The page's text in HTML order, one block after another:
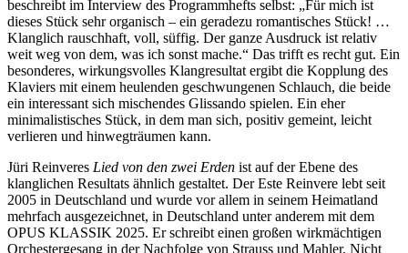
beschreibt im Interview des Programmhefts selbst: „Für mich ist
dieses Stück sehr organisch – ein geradezu romantisches Stück! …
Klanglich rauschhaft, voll, süffig. Der ganze Ausdruck ist relativ
weit weg von dem, was ich sonst mache.“ Das trifft es recht gut. Ein
besonderes, wirkungsvolles Klangresultat ergibt die Kopplung des
Klaviers mit einem heulenden geschwungenen Schlauch, die beide
ein interessant sich mischendes Glissando spielen. Ein eher
minimalistisches Stück, in dem man sich, positiv gemeint, leicht
verlieren und hinwegträumen kann.
Jüri Reinveres Lied von den zwei Erden ist auf der Ebene des
klanglichen Resultats ähnlich gestaltet. Der Este Reinvere lebt seit
2005 in Deutschland und wurde vor allem in seinem Heimatland
mehrfach ausgezeichnet, in Deutschland unter anderem mit dem
OPUS KLASSIK 2025. Er schreibt einen großen wirkmächtigen
Orchestergesang in der Nachfolge von Strauss und Mahler. Nicht